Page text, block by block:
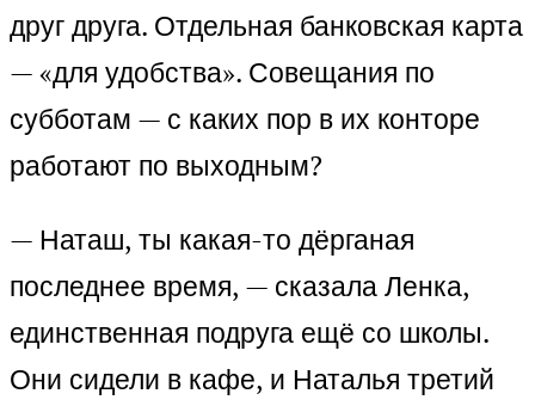
друг друга. Отдельная банковская карта
— «для удобства». Совещания по
субботам — с каких пор в их конторе
работают по выходным?
— Наташ, ты какая-то дёрганая
последнее время, — сказала Ленка,
единственная подруга ещё со школы.
Они сидели в кафе, и Наталья третий